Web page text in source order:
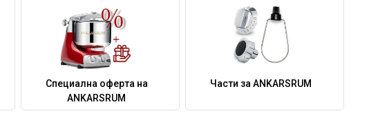
Специална оферта на
ANKARSRUM
Части за ANKARSRUM